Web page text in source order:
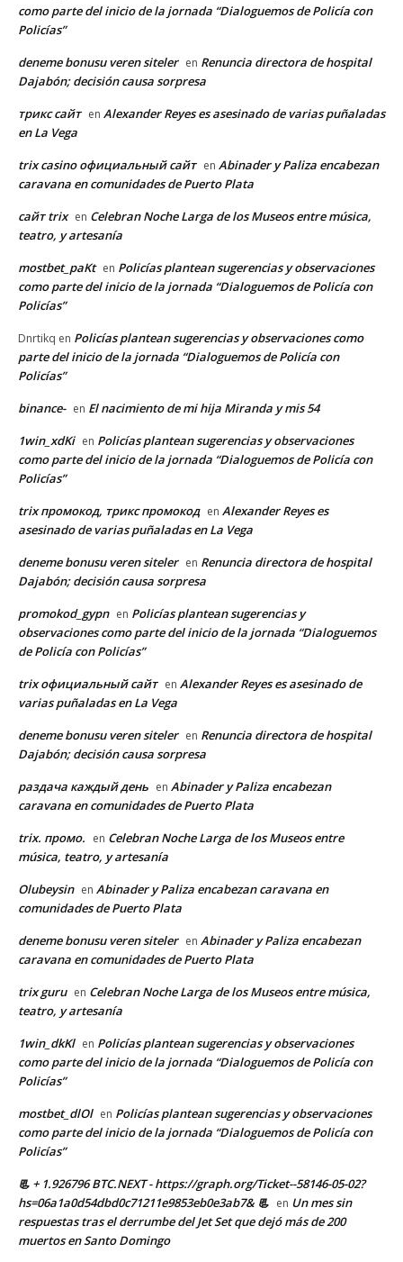
como parte del inicio de la jornada “Dialoguemos de Policía con
Policías”
deneme bonusu veren siteler en Renuncia directora de hospital
Dajabón; decisión causa sorpresa
трикс сайт en Alexander Reyes es asesinado de varias puñaladas
en La Vega
trix casino официальный сайт en Abinader y Paliza encabezan
caravana en comunidades de Puerto Plata
сайт trix en Celebran Noche Larga de los Museos entre música,
teatro, y artesanía
mostbet_paKt en Policías plantean sugerencias y observaciones
como parte del inicio de la jornada “Dialoguemos de Policía con
Policías”
Dnrtikq en Policías plantean sugerencias y observaciones como
parte del inicio de la jornada “Dialoguemos de Policía con
Policías”
binance- en El nacimiento de mi hija Miranda y mis 54
1win_xdKi en Policías plantean sugerencias y observaciones
como parte del inicio de la jornada “Dialoguemos de Policía con
Policías”
trix промокод, трикс промокод en Alexander Reyes es
asesinado de varias puñaladas en La Vega
deneme bonusu veren siteler en Renuncia directora de hospital
Dajabón; decisión causa sorpresa
promokod_gypn en Policías plantean sugerencias y
observaciones como parte del inicio de la jornada “Dialoguemos
de Policía con Policías”
trix официальный сайт en Alexander Reyes es asesinado de
varias puñaladas en La Vega
deneme bonusu veren siteler en Renuncia directora de hospital
Dajabón; decisión causa sorpresa
раздача каждый день en Abinader y Paliza encabezan
caravana en comunidades de Puerto Plata
trix. промо. en Celebran Noche Larga de los Museos entre
música, teatro, y artesanía
Olubeysin en Abinader y Paliza encabezan caravana en
comunidades de Puerto Plata
deneme bonusu veren siteler en Abinader y Paliza encabezan
caravana en comunidades de Puerto Plata
trix guru en Celebran Noche Larga de los Museos entre música,
teatro, y artesanía
1win_dkKl en Policías plantean sugerencias y observaciones
como parte del inicio de la jornada “Dialoguemos de Policía con
Policías”
mostbet_dlOl en Policías plantean sugerencias y observaciones
como parte del inicio de la jornada “Dialoguemos de Policía con
Policías”
📃 + 1.926796 BTC.NEXT - https://graph.org/Ticket--58146-05-02?
hs=06a1a0d54dbd0c71211e9853eb0e3ab7& 📃 en Un mes sin
respuestas tras el derrumbe del Jet Set que dejó más de 200
muertos en Santo Domingo